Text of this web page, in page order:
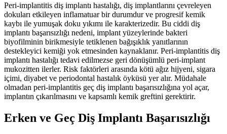
Peri-implantitis diş implantı hastalığı, diş implantlarını çevreleyen
dokuları etkileyen inflamatuar bir durumdur ve progresif kemik
kaybı ile yumuşak doku yıkımı ile karakterizedir. Bu ciddi diş
implantı başarısızlığı nedeni, implant yüzeylerinde bakteri
biyofilminin birikmesiyle tetiklenen bağışıklık yanıtlarının
destekleyici kemiği yok etmesinden kaynaklanır. Peri-implantitis diş
implantı hastalığı tedavi edilmezse geri dönüşümlü peri-implant
mukozitten ilerler. Risk faktörleri arasında kötü ağız hijyeni, sigara
içimi, diyabet ve periodontal hastalık öyküsü yer alır. Müdahale
olmadan peri-implantitis geç diş implantı başarısızlığına yol açar,
implantın çıkarılmasını ve kapsamlı kemik greftini gerektirir.
Erken ve Geç Diş Implantı Başarısızlığı